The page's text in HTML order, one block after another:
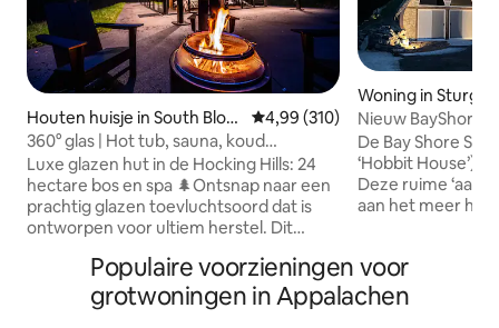
Houten huisje in South Bloo
mingville
Gemiddelde beoordeling van
4,99 (310)
360° glas | Hot tub, sauna, koud
dompelbad | Hocking
Luxe glazen hut in de Hocking Hills: 24
hectare bos en spa 🌲Ontsnap naar een
prachtig glazen toevluchtsoord dat is
ontworpen voor ultiem herstel. Dit
9,7 hectare schilderachtig, diep bos, op
slechts 8 km van de beste wandelpaden,
en combineert een 360°-uitzicht op het
Woning in
Nieuw BayShore
het water
De Bay Shore
‘Hobbit House’)
Deze ruime
aan het meer
Met 11 voet
keuken/
vuurplaats. Met 4
Populaire voorzieningen voor
grotwoningen in Appalachen